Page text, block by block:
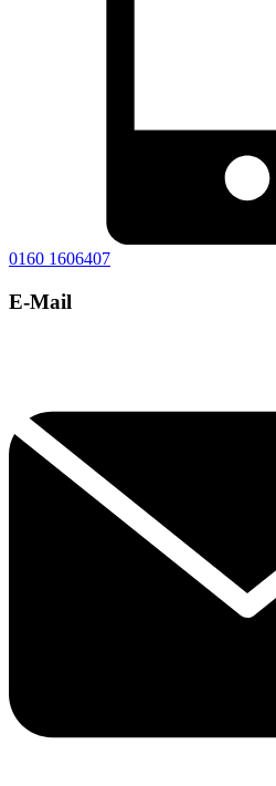
0160 1606407
E-Mail